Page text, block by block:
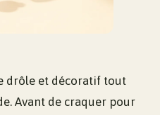
drôle et décoratif tout
Avant de craquer pour